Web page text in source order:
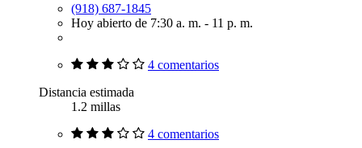
(918) 687-1845
Hoy abierto de 7:30 a. m. - 11 p. m.
4 comentarios
Distancia estimada
1.2 millas
4 comentarios